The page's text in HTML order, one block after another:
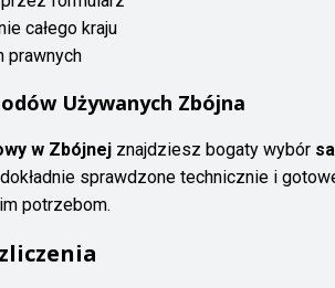
całego kraju
prawnych
Używanych Zbójna
w Zbójnej znajdziesz bogaty wybór
sprawdzone technicznie i
potrzebom.